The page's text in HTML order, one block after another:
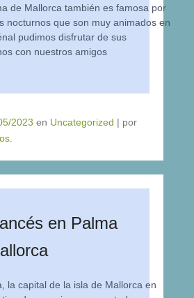
de Mallorca también es famosa por
nocturnos que son muy animados en
pudimos disfrutar de sus
con nuestros amigos
2023 en Uncategorized | por
en Palma
la capital de la isla de Mallorca en